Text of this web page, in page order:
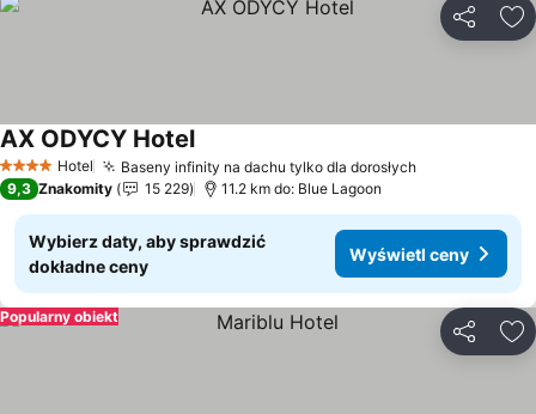
4 KategoriaHotel Baseny infinity na dachu tylko dla dorosłych
AX ODYCY Hotel
9,3 Znakomity 15 229 11.2 km do: Blue Lagoon
Wybierz daty, aby sprawdzić
dokładne ceny
Wyświetl ceny
Popularny obiekt